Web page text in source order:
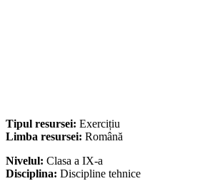
Tipul resursei: Exercițiu
Limba resursei: Română
Nivelul: Clasa a IX-a
Disciplina: Discipline tehnice